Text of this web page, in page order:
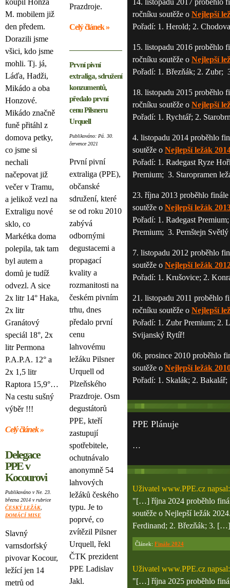
koupil Honza
M. mobilem již
den předem.
Dorazili jsme
všici, kdo jsme
mohli. Tj. já,
Láďa, Hadži,
Mikádo a oba
Honzové.
Mikádo značně
funě přitáhl z
domova petky,
co jsme si
nechali
načepovat již
večer v Tramu,
a jelikož vezl na
Extraligu nové
sklo, co
Markétka doma
polepila, tak tam
byl autem a
domů je tudíž
odvezl. A sice
2x litr 14° Haka,
2x litr
Granátový
speciál 18°, 2x
litr Permona
P.A.P.A. 12° a
2x 1,5 litr
Raptora 15,9°…
Na cestu sušný
výběr !!!
Celý článek »
Delegace
PPE v
Kocourovi
Publikováno v Ne. 23.
března 2014 v rubrice
ČESKÝ LEŽÁK
DOMÁCÍ MISE
Slavný
varnsdorfský
pivovar Kocour,
ležící jen 14
metrů od
Prazdroje.
Celý článek »
První pivní
extraliga, sdružení
konzumentů,
předalo první
cenu Pilsneru
Urquell
Publikováno: Pá. 30.
července 2021
První pivní
extraliga (PPE),
občanské
sdružení, které
se od roku 2010
zabývá
odbornými
degustacemi a
propagací
kvality a
rozmanitosti na
českém pivním
trhu, dnes
předalo první
cenu
lahvovému
ležáku Pilsner
Urquell od
Plzeňského
Prazdroje. Osm
degustátorů
PPE, kteří
zastupují
spotřebitele,
ochutnávalo
anonymně 54
lahvových
ležáků českého
typu. Je to
poprvé, co
zvítězil Pilsner
Urquell, řekl
ČTK prezident
PPE Ladislav
Jakl.
14. listopadu 2017 proběhlo
ročníku soutěže o Nejlepší
Pořadí: 1. Herold; 2.
15. listopadu 2016 proběhlo
ročníku soutěže o Nejlepší
Pořadí: 1. Březňák; 2. Zubr;
18. listopadu 2015 proběhlo
ročníku soutěže o Nejlepší
Pořadí: 1. Rychtář; 2.
4. listopadu 2014 proběhlo
soutěže o Nejlepší ležák
Pořadí: 1. Radegast Ryze
Premium; 3. Staropramen
23. října 2013 proběhlo
soutěže o Nejlepší ležák
Pořadí: 1. Radegast
Premium; 3. Pernštejn
7. listopadu 2012 proběhlo
soutěže o Nejlepší ležák
Pořadí: 1. Krušovice; 2.
21. listopadu 2011 proběhlo
ročníku soutěže o Nejlepší
Pořadí: 1. Zubr Premium; 2.
Svijanský Rytíř!
06. prosince 2010 proběhlo
soutěže o Nejlepší ležák
Pořadí: 1. Skalák; 2.
PPE Plánuje
…
Uživatel www.PPE.cz napsal:
"[…] října 2024 proběhlo
soutěže o Nejlepší ležák
Ferdinand; 2. Březňák; 3.
Článek: Finále 2024
Uživatel www.PPE.cz napsal:
"[…] října 2025 proběhlo